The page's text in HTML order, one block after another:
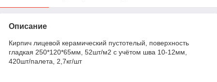
Описание
Кирпич лицевой керамический пустотелый, поверхность
гладкая 250*120*65мм, 52шт/м2 с учётом шва 10-12мм,
420шт/палета, 2,7кг/шт